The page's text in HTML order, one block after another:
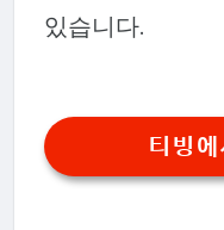
있습니다.
티빙